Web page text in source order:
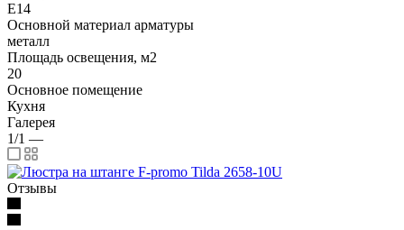
E14
Основной материал арматуры
металл
Площадь освещения, м2
20
Основное помещение
Кухня
Галерея
1/1 —
Отзывы